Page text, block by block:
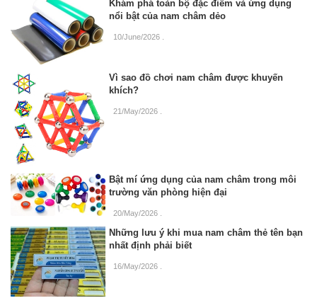
Khám phá toàn bộ đặc điểm và ứng dụng
nổi bật của nam châm dẻo
10/June/2026 .
Vì sao đồ chơi nam châm được khuyến
khích?
21/May/2026
Bật mí ứng dụng của nam châm trong môi
trường văn phòng hiện đại
20/May/2026
Những lưu ý khi mua nam châm thẻ tên bạn
nhất định phải biết
16/May/2026